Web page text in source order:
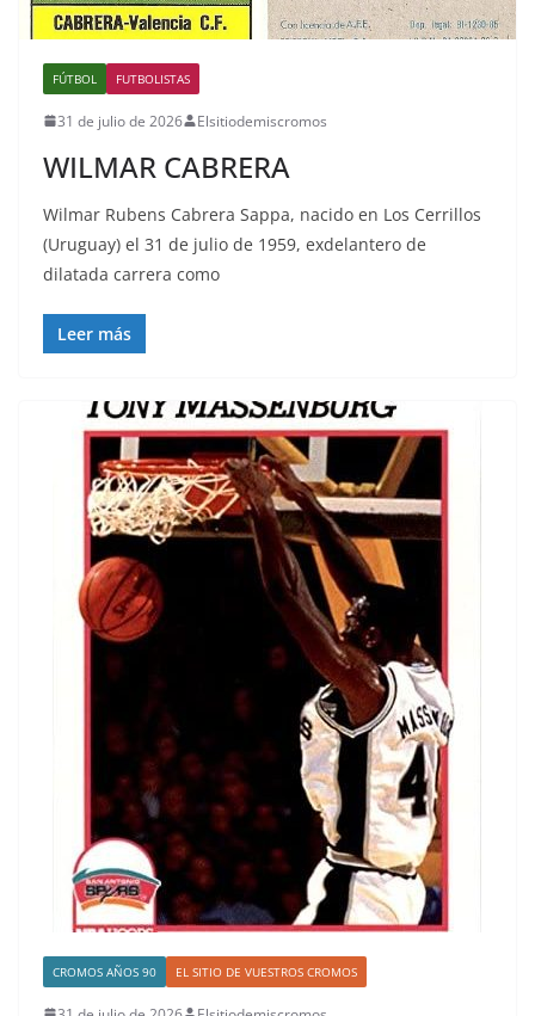
FÚTBOL FUTBOLISTAS
31 de julio de 2026 Elsitiodemiscromos
WILMAR CABRERA
Wilmar Rubens Cabrera Sappa, nacido en Los Cerrillos
(Uruguay) el 31 de julio de 1959, exdelantero de
dilatada carrera como
Leer más
CROMOS AÑOS 90 EL SITIO DE VUESTROS CROMOS